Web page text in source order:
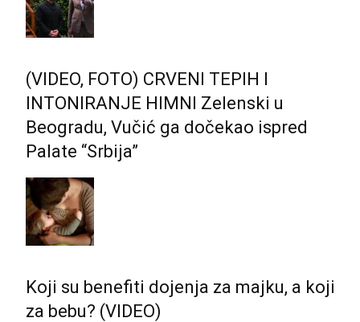
(VIDEO, FOTO) CRVENI TEPIH I
INTONIRANJE HIMNI Zelenski u
Beogradu, Vučić ga dočekao ispred
Palate “Srbija”
Koji su benefiti dojenja za majku, a koji
za bebu? (VIDEO)